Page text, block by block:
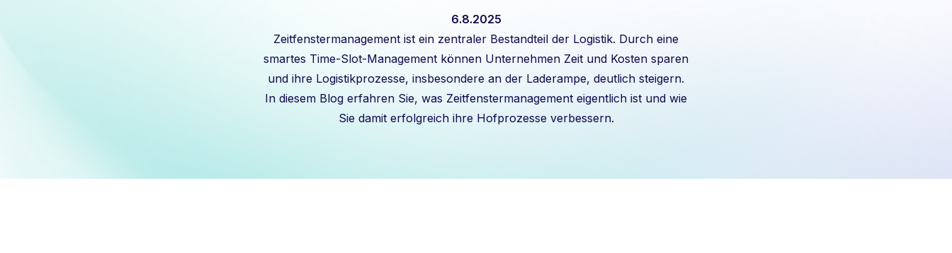
6.8.2025
Zeitfenstermanagement ist ein zentraler Bestandteil der Logistik. Durch eine
smartes Time-Slot-Management können Unternehmen Zeit und Kosten sparen
und ihre Logistikprozesse, insbesondere an der Laderampe, deutlich steigern.
In diesem Blog erfahren Sie, was Zeitfenstermanagement eigentlich ist und wie
Sie damit erfolgreich ihre Hofprozesse verbessern.